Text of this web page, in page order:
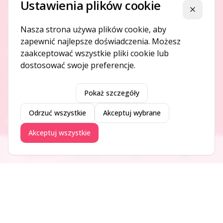
Platforma ogłoszeń i firm, która łączy ludzi i rozwija biznes
O NAS
DODAJ I PROMUJ
Dodaj ogłoszenie
Dodaj firmę
Ogłoszenia Aktualności Firmy Blog
Ustawienia plików cookie Zamknij
Nasza strona używa plików cookie, aby
zapewnić najlepsze doświadczenia. Możesz
zaakceptować wszystkie pliki cookie lub
dostosować swoje preferencje.
Pokaż szczegóły
Odrzuć wszystkie Akceptuj wybrane
Akceptuj wszystkie